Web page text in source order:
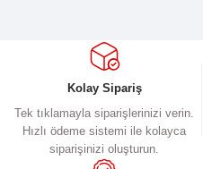
Görüş ve önerileriniz için teşekkür
Ürün resmi kalitesiz, bozuk
Ürün açıklamasında eksik
Ürün bilgilerinde hatalar
Ürün fiyatı diğer sitelerden daha
Kolay Sipariş
Tek tıklamayla siparişlerinizi verin.
Hızlı ödeme sistemi ile kolayca
siparişinizi oluşturun.